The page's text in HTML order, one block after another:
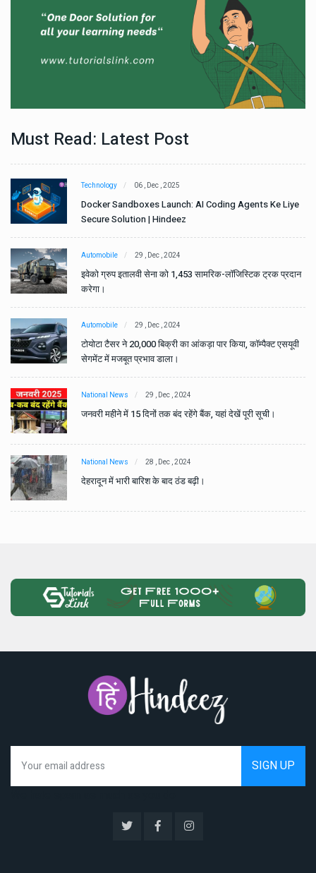
Must Read: Latest Post
Technology 06 , Dec , 2025
Docker Sandboxes Launch: AI Coding Agents Ke Liye
Secure Solution | Hindeez
Automobile 29 , Dec , 2024
इवेको ग्रुप इतालवी सेना को 1,453 सामरिक-लॉजिस्टिक ट्रक प्रदान
करेगा।
Automobile 29 , Dec , 2024
टोयोटा टैसर ने 20,000 बिक्री का आंकड़ा पार किया, कॉम्पैक्ट एसयूवी
सेगमेंट में मजबूत प्रभाव डाला।
National News 29 , Dec , 2024
जनवरी महीने में 15 दिनों तक बंद रहेंगे बैंक, यहां देखें पूरी सूची।
National News 28 , Dec , 2024
देहरादून में भारी बारिश के बाद ठंड बढ़ी।